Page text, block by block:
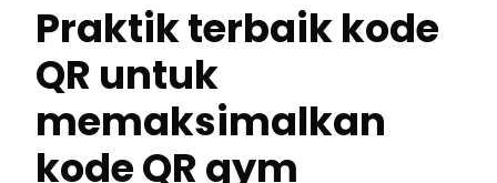
Praktik terbaik kode
QR untuk
memaksimalkan
kode QR gym